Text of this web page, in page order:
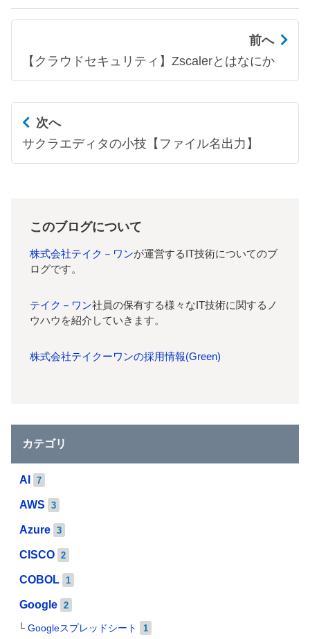
前へ
【クラウドセキュリティ】Zscalerとはなにか
次へ
サクラエディタの小技【ファイル名出力】
このブログについて
株式会社テイク－ワンが運営するIT技術についてのブ
ログです。
テイク－ワン社員の保有する様々なIT技術に関するノ
ウハウを紹介していきます。
株式会社テイクーワンの採用情報(Green)
カテゴリ
AI 7
AWS 3
Azure 3
CISCO 2
COBOL 1
Google 2
Googleスプレッドシート 1